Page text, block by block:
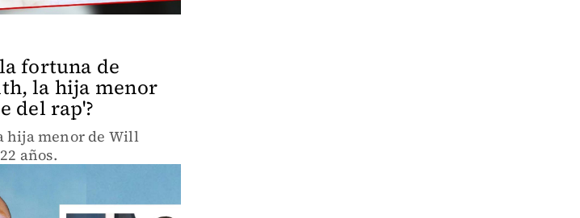
fortuna de
la hija menor
del rap'?
hija menor de Will
años.